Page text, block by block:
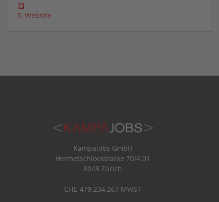
Website
Kampajobs GmbH
Hermetschloostrasse 70/4.01
8048 Zürich
CHE-479.234.267 MWST